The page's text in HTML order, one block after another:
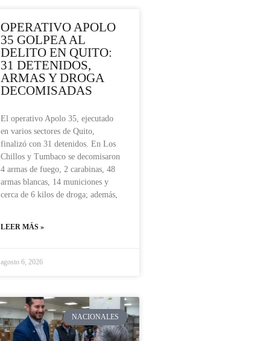
OPERATIVO APOLO
35 GOLPEA AL
DELITO EN QUITO:
31 DETENIDOS,
ARMAS Y DROGA
DECOMISADAS
El operativo Apolo 35, ejecutado
en varios sectores de Quito,
finalizó con 31 detenidos. En Los
Chillos y Tumbaco se decomisaron
4 armas de fuego, 2 carabinas, 48
armas blancas, 14 municiones y
cerca de 6 kilos de droga; además,
LEER MÁS »
agosto 6, 2026
NACIONALES